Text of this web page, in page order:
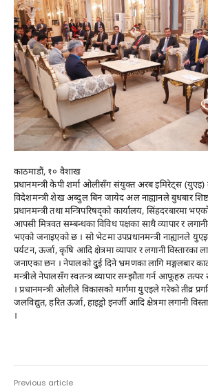
काठमाडौं, १० वैशाख
प्रधानमन्त्री केपी शर्मा ओलीसँग संयुक्त अरब इमिरेट्स (युएइ)
विदेशमन्त्री शेख अब्दुल बिन जायेद अल नाह्यानले बुधबार
प्रधानमन्त्री तथा मन्त्रिपरिषद्को कार्यालय, सिंहदरबारमा
आपसी मित्रवत सम्बन्धका विविध पक्षका साथै व्यापार र
भएको जनाइएको छ । सो भेटमा उपप्रधानमन्त्री नाह्यानले
पर्यटन, ऊर्जा, कृषि आदि क्षेत्रमा व्यापार र लगानी विस्तारका
जनाएका छन । नेपालको दुुई दिने भ्रमणका लागि मङ्गलबार
मन्त्रीले नेपालसँग स्वतन्त्र व्यापार सम्झौता गर्न आफूहरु
। प्रधानमन्त्री ओलीले विकासको मार्गमा युुएइले गरेको तीव्र
जलविद्युत, हरित ऊर्जा, हाइड्रो इनर्जी आदि क्षेत्रमा लगानी
।
Previous article